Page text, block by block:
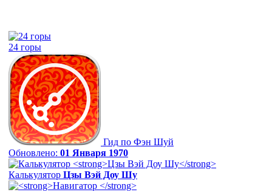
24 горы
Гид по Фэн Шуй
Обновлено: 01 Января 1970
Калькулятор Цзы Вэй Доу Шу